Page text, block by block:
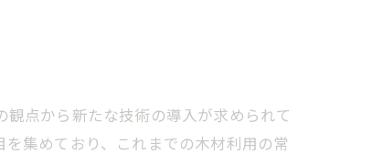
点から新たな技術の導入が求められて
集めており、これまでの木材利用の常